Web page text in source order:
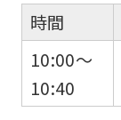
時間
10:00～
10:40